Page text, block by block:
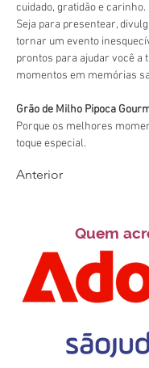
cuidado, gratidão e carinho.
Seja para presentear,
tornar um evento
prontos para ajudar você a
momentos em memórias
Grão de Milho Pipoca
Porque os melhores
toque especial.
Anterior
Quem